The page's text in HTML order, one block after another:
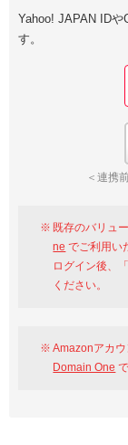
Yahoo! JAPAN IDや
す。
＜連携
既存のバリュ
ne でご利用い
ログイン後、「
ください。
Amazonアカ
Domain One